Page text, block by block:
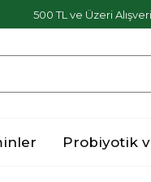
500 TL ve Üzeri
Probiyotik